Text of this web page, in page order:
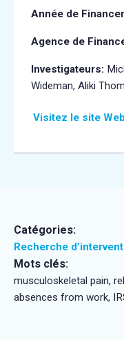
Année de
Agence de
Investigateurs:
Wideman, Aliki
Visitez le site
Catégories:
Recherche
Mots clés:
musculoskeletal pain,
absences from work,